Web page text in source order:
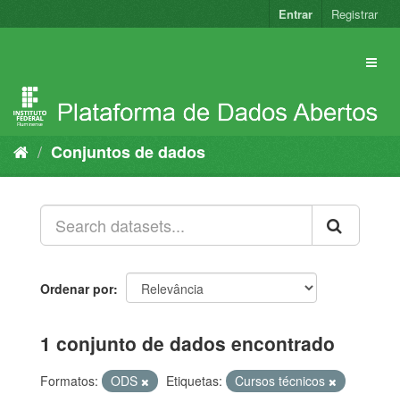
para
Entrar Registrar
Conjuntos de dados
Ordenar por
1 conjunto de dados encontrado
Formatos: ODS Etiquetas:
Cursos técnicos